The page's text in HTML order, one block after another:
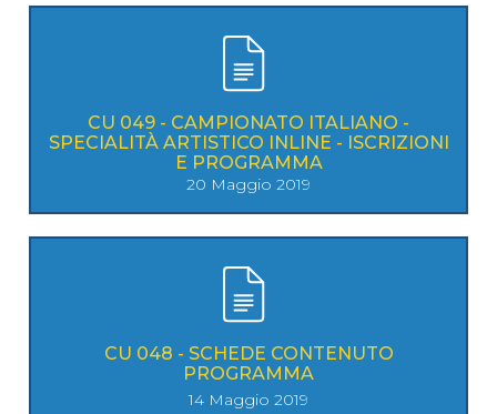
CU 049 - CAMPIONATO ITALIANO -
SPECIALITÀ ARTISTICO INLINE - ISCRIZIONI
E PROGRAMMA
20 Maggio 2019
CU 048 - SCHEDE CONTENUTO
PROGRAMMA
14 Maggio 2019